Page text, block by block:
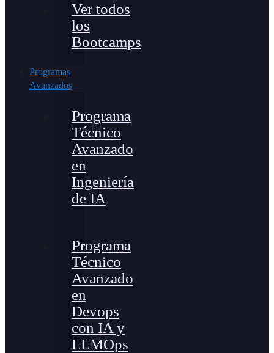
Ver todos
los
Bootcamps
Programas
Avanzados
Programa
Técnico
Avanzado
en
Ingeniería
de IA
Programa
Técnico
Avanzado
en
Devops
con IA y
LLMOps